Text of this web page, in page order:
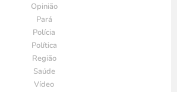
Opinião
Pará
Polícia
Política
Região
Saúde
Vídeo